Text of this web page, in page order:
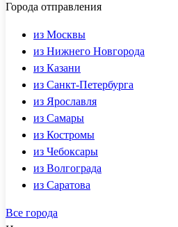
Города отправления
из Москвы
из Нижнего Новгорода
из Казани
из Санкт-Петербурга
из Ярославля
из Самары
из Костромы
из Чебоксары
из Волгограда
из Саратова
Все города